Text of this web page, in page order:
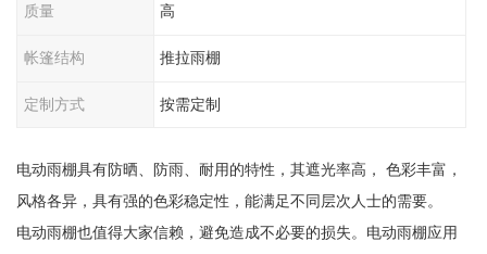
质量 高
帐篷结构 推拉雨棚
定制方式 按需定制
电动雨棚具有防晒、防雨、耐用的特性，其遮光率高， 色彩丰富，
风格各异，具有强的色彩稳定性，能满足不同层次人士的需要。
电动雨棚也值得大家信赖，避免造成不必要的损失。电动雨棚应用